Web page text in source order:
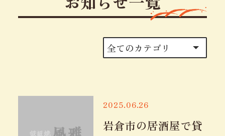
2025.06.26
岩倉市の居酒屋で貸